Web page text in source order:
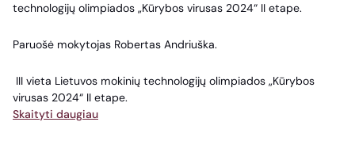
technologijų olimpiados „Kūrybos virusas 2024“ II etape.
Paruošė mokytojas Robertas Andriuška.
III vieta Lietuvos mokinių technologijų olimpiados „Kūrybos
virusas 2024“ II etape.
Skaityti daugiau